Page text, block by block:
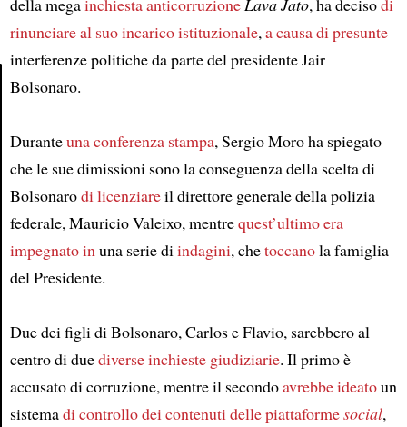
della megainchiesta anticorruzioneLava Jato, ha decisodi
rinunciare al suo incarico istituzionale,a causa dipresunte
interferenze politiche da parte del presidente Jair
Bolsonaro.
Duranteuna conferenza stampa, Sergio Moro ha spiegato
che le sue dimissioni sono la conseguenza della scelta di
Bolsonarodi licenziareil direttore generale della polizia
federale, Mauricio Valeixo, mentrequest’ultimoera
impegnato inuna serie diindagini, chetoccanola famiglia
del Presidente.
Due dei figli di Bolsonaro, Carlos e Flavio, sarebbero al
centro di duediverse inchieste giudiziarie. Il primo è
accusato di corruzione, mentre il secondoavrebbe ideatoun
sistemadi controllo dei contenuti delle piattaformesocial,